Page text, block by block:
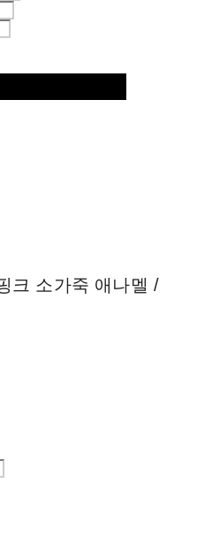
크 소가죽 애나멜 /